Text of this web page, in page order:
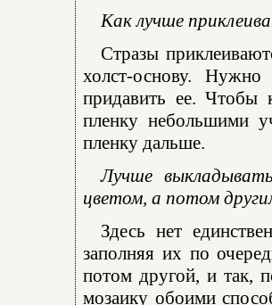
Как лучше
Стразы
холст-основу.
придавить ее. Чтобы
пленку небольшими
пленку дальше.
Лучше
цветом, а потом
Здесь нет
заполняя их по
потом другой, и так,
мозаику обоими